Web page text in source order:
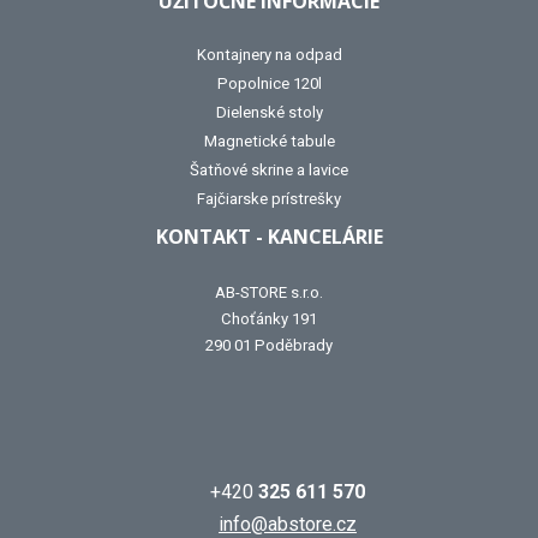
Kontajnery na odpad
Popolnice 120l
Dielenské stoly
Magnetické tabule
Šatňové skrine a lavice
Fajčiarske prístrešky
KONTAKT - KANCELÁRIE
AB-STORE s.r.o.
Choťánky 191
290 01 Poděbrady
+420 325 611 570
info@abstore.cz